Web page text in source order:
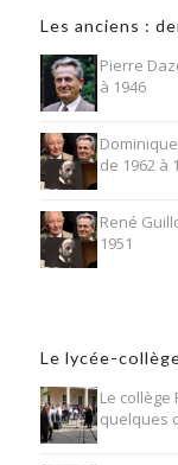
Les anciens :
Pierre
à 1946
de 1962 à
René
1951
Le lycée-
Le collège
quelques